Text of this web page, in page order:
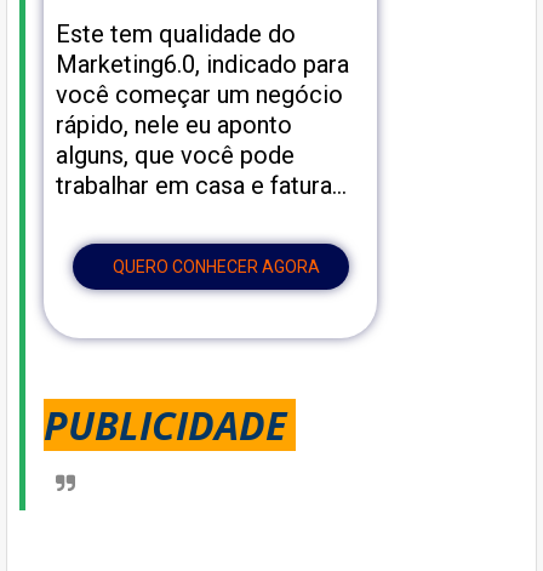
Este tem qualidade do
Marketing6.0, indicado para
você começar um negócio
rápido, nele eu aponto
alguns, que você pode
trabalhar em casa e fatura…
QUERO CONHECER AGORA
PUBLICIDADE